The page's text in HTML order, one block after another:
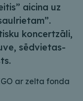
aicina uz
koncertzāli,
sēdvietas-
ar zelta fonda